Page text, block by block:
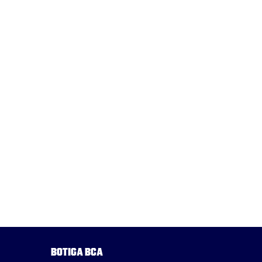
Botiga BCA